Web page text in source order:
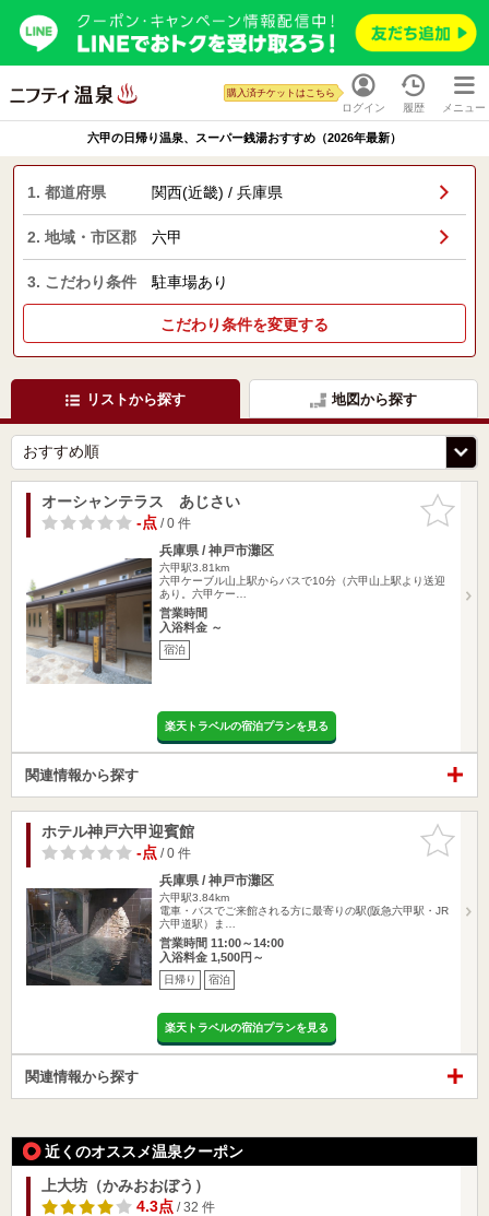
ログイン
購入済チケットはこちら
履歴 メニュー
六甲の日帰り温泉、スーパー銭湯おすすめ（2026年最新）
1. 都道府県 関西(近畿) / 兵庫県
2. 地域・市区郡 六甲
3. こだわり条件 駐車場あり
こだわり条件を変更する
リストから探す 地図から探す
お気に入
りに追加
オーシャンテラス あじさい
-点/ 0 件
兵庫県 / 神戸市灘区
六甲駅3.81km
六甲ケーブル山上駅からバスで10分（六甲山上駅より送迎
あり。六甲ケー…
営業時間
入浴料金 ～
宿泊
楽天トラベルの宿泊プランを見る
関連情報から探す
お気に入
りに追加
ホテル神戸六甲迎賓館
-点/ 0 件
兵庫県 / 神戸市灘区
六甲駅3.84km
電車・バスでご来館される方に最寄りの駅(阪急六甲駅・JR
六甲道駅）ま…
営業時間 11:00～14:00
入浴料金 1,500円～
日帰り 宿泊
楽天トラベルの宿泊プランを見る
関連情報から探す
近くのオススメ温泉クーポン
上大坊（かみおおぼう）
4.3点/ 32 件